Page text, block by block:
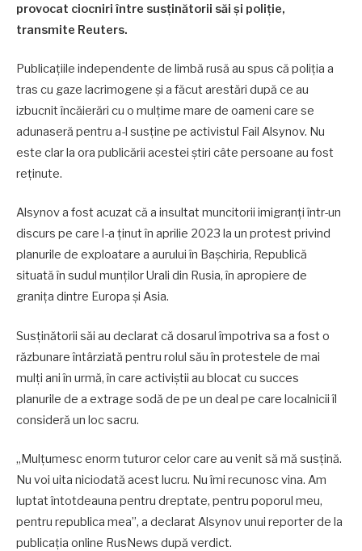
provocat ciocniri între susținătorii săi și poliție,
transmite Reuters.
Publicațiile independente de limbă rusă au spus că poliția a
tras cu gaze lacrimogene și a făcut arestări după ce au
izbucnit încăierări cu o mulțime mare de oameni care se
adunaseră pentru a-l susține pe activistul Fail Alsynov. Nu
este clar la ora publicării acestei știri câte persoane au fost
reținute.
Alsynov a fost acuzat că a insultat muncitorii imigranți într-un
discurs pe care l-a ținut în aprilie 2023 la un protest privind
planurile de exploatare a aurului în Bașchiria, Republică
situată în sudul munților Urali din Rusia, în apropiere de
granița dintre Europa și Asia.
Susținătorii săi au declarat că dosarul împotriva sa a fost o
răzbunare întârziată pentru rolul său în protestele de mai
mulți ani în urmă, în care activiștii au blocat cu succes
planurile de a extrage sodă de pe un deal pe care localnicii îl
consideră un loc sacru.
„Mulțumesc enorm tuturor celor care au venit să mă susțină.
Nu voi uita niciodată acest lucru. Nu îmi recunosc vina. Am
luptat întotdeauna pentru dreptate, pentru poporul meu,
pentru republica mea”, a declarat Alsynov unui reporter de la
publicația online RusNews după verdict.